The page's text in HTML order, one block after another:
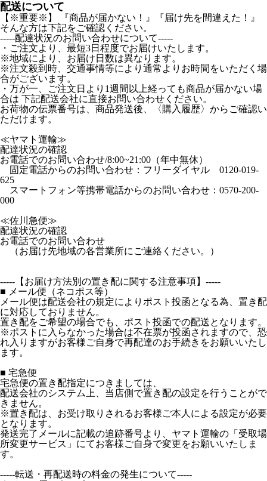
配送について
【※重要※】 『商品が届かない！』『届け先を間違えた！』
そんな方は下記をご確認ください。
-----配達状況のお問い合わせについて-----
・ご注文より、最短3日程度でお届けいたします。
※地域により、お届け日数は異なります。
※注文殺到時、交通事情等により通常よりお時間をいただく場
合がございます。
・万が一、ご注文日より1週間以上経っても商品が届かない場
合は 下記配送会社に直接お問い合わせください。
お荷物の伝票番号は、商品発送後、〈購入履歴〉からご確認い
ただけます。
≪ヤマト運輸≫
配達状況の確認
お電話でのお問い合わせ/8:00~21:00（年中無休）
固定電話からのお問い合わせ：フリーダイヤル 0120-019-
625
スマートフォン等携帯電話からのお問い合わせ：0570-200-
000
≪佐川急便≫
配達状況の確認
お電話でのお問い合わせ
（お届け先地域の各営業所にご連絡ください。）
-----【お届け方法別の置き配に関する注意事項】-----
■ メール便（ネコポス等）
メール便は配送会社の規定によりポスト投函となる為、置き配
に対応しておりません。
置き配をご希望の場合でも、ポスト投函での配送となります。
※ポストに入らなかった場合は不在票が投函されますので、恐
れ入りますがお客様ご自身で再配達のお手続きをお願いいたし
ます。
■ 宅急便
宅急便の置き配指定につきましては、
配送会社のシステム上、当店側で置き配の設定を行うことがで
きません。
※置き配は、お受け取りされるお客様ご本人による設定が必要
となります。
発送完了メールに記載の追跡番号より、ヤマト運輸の「受取場
所変更サービス」にてお客様ご自身で変更をお願いいたしま
す。
-----転送・再配送時の料金の発生について-----